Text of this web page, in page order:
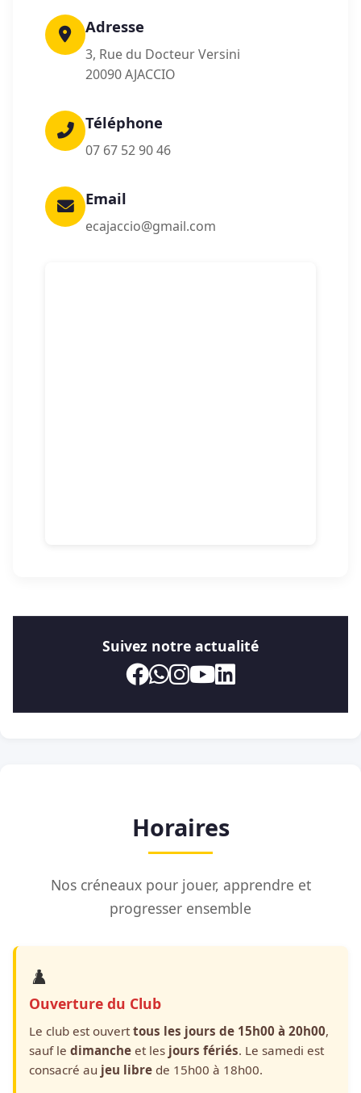
Adresse
3, Rue du Docteur Versini
20090 AJACCIO
Téléphone
07 67 52 90 46
Email
ecajaccio@gmail.com
Suivez notre actualité
Horaires
Nos créneaux pour jouer, apprendre et
progresser ensemble
♟️
Ouverture du Club
Le club est ouvert tous les jours de 15h00 à 20h00,
sauf le dimanche et les jours fériés. Le samedi est
consacré au jeu libre de 15h00 à 18h00.